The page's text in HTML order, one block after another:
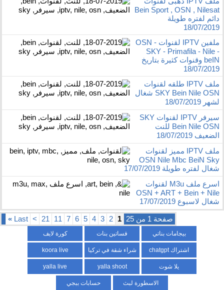
Bein Sport , OSN , Nilesat
دائم لفتره طويلة
18/07/2019
ملفين IPTV لقنوات OSN -
SKY - Primafila - Nile -
beIN وقنوات كثيرة بتاريخ
18/07/2019
ملف IPTV طلقه لقنوات
SKY Bein Nile OSN شغال
لشهر 18/07/2019
سيرفر IPTV لقنوات SKY
Bein Nile OSN للنت
الضعيف 18/07/2019
ملف IPTV مميز لقنوات
OSN Nile Mbc BeiN Sky
شغال لفتره طويلة 17/07/2019
اسرع ملف M3u لقنوات
OSN + ART + Bein + Nile
شغال لاسبوع 17/07/2019
صفحة 1 من 25 1
2
3
4
5
6
7
11
21
>
Last
»
بيجامات بناتي فساتين بنات كورة لايف
اشتراك chatgpt شراء شقة في تركيا koora live
يلا شوت yalla shoot
yalla live
الاسطورة لبث حسابات ببجي